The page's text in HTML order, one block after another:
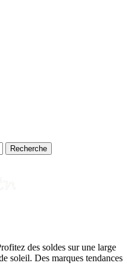
Recherche
des soldes sur une large
soleil. Des marques tendances